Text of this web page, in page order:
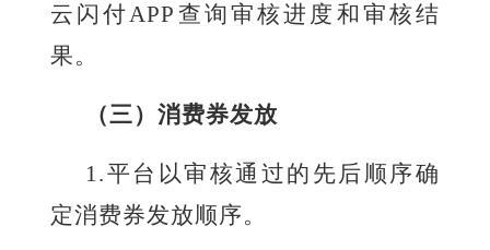
云闪付APP查询审核进度和审核结
果。
（三）消费券发放
1.平台以审核通过的先后顺序确
定消费券发放顺序。